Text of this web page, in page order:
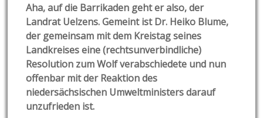
Aha, auf die Barrikaden geht er also, der
Landrat Uelzens. Gemeint ist Dr. Heiko Blume,
der gemeinsam mit dem Kreistag seines
Landkreises eine (rechtsunverbindliche)
Resolution zum Wolf verabschiedete und nun
offenbar mit der Reaktion des
niedersächsischen Umweltministers darauf
unzufrieden ist.